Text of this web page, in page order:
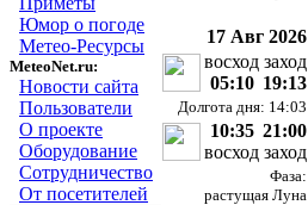
Юмор о погоде
Метео-Ресурсы
MeteoNet.ru:
Новости сайта
Пользователи
О проекте
Оборудование
Сотрудничество
От посетителей
17 Авг 2026
восход
05:10
заход
19:13
Долгота дня: 14:03
10:35
восход
21:00
заход
Фаза:
растущая Луна